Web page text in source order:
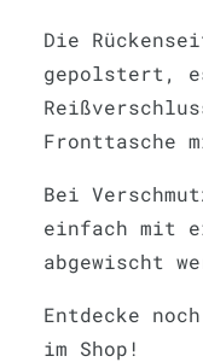
Die
gepolstert,
Fronttasche
Bei
einfach mit
abgewischt
Entdecke
im Shop!